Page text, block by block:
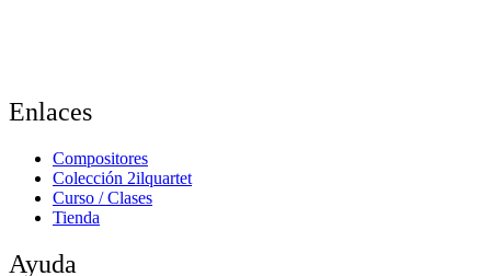
Enlaces
Compositores
Colección 2ilquartet
Curso / Clases
Tienda
Ayuda